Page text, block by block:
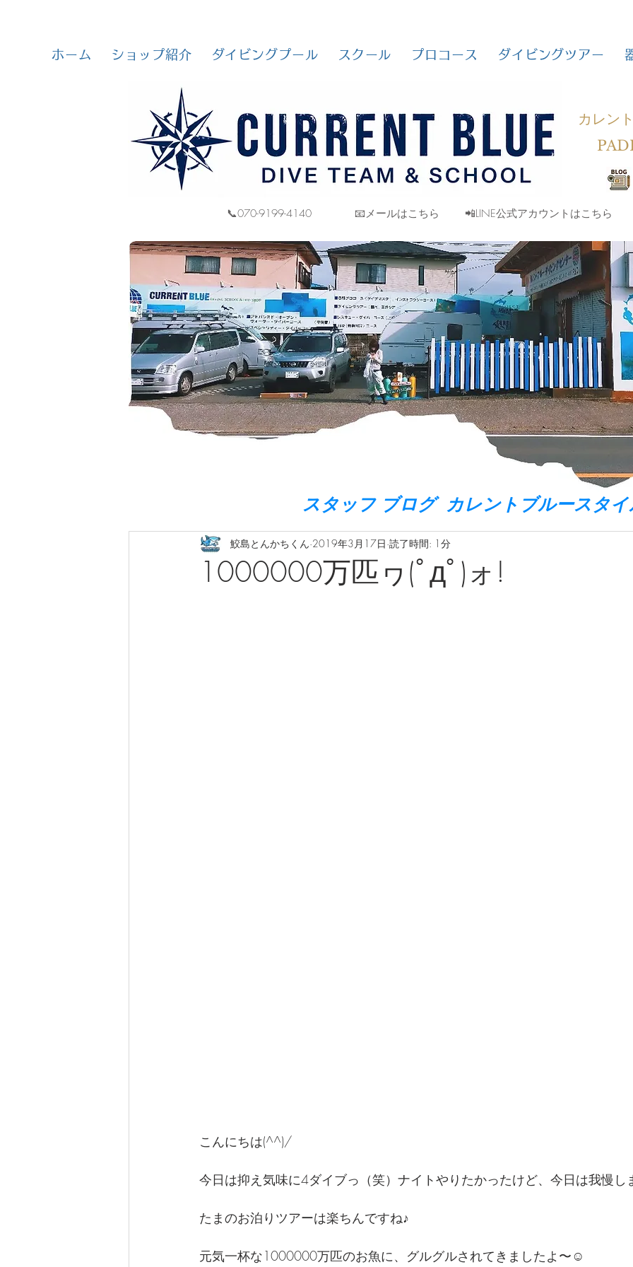
ホーム ショップ紹介 ダイビングプール スクール プロコース ダイビングツアー
カレン
📞070-9199-4140 📧メールはこちら 📲LINE公式アカウントはこちら
スタッフ ブログ カレントブルースタイ
1000000万匹ヮ(ﾟдﾟ)ォ!
鮫島とんかちくん 2019年3月17日 読了時間: 1分
こんにちは(^^)/
今日は抑え気味に4ダイブっ（笑）ナイトやりたかったけど、今日は我慢し
たまのお泊りツアーは楽ちんですね♪
元気一杯な1000000万匹のお魚に、グルグルされてきましたよ〜☺️